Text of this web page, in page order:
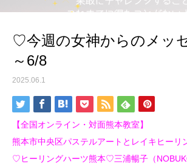
♡今週の女神からのメッ
～6/8
2025.06.1
【全国オンライン・対面熊本教室】
熊本市中央区パステルアートとレイキヒーリ
♡ヒーリングハーツ熊本♡三浦暢子（